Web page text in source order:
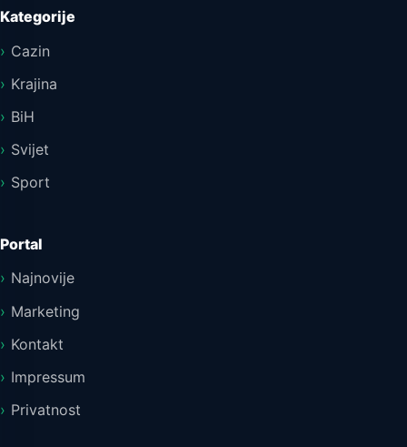
Kategorije
Cazin
Krajina
BiH
Svijet
Sport
Portal
Najnovije
Marketing
Kontakt
Impressum
Privatnost